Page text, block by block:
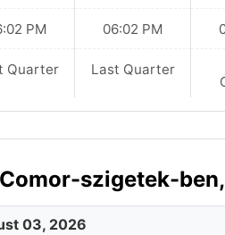
PM
Quarter
06:02 PM
Last Quarter
szigetek-
03, 2026